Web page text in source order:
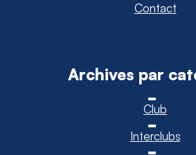
Contact
Archives par
Club
Interclubs